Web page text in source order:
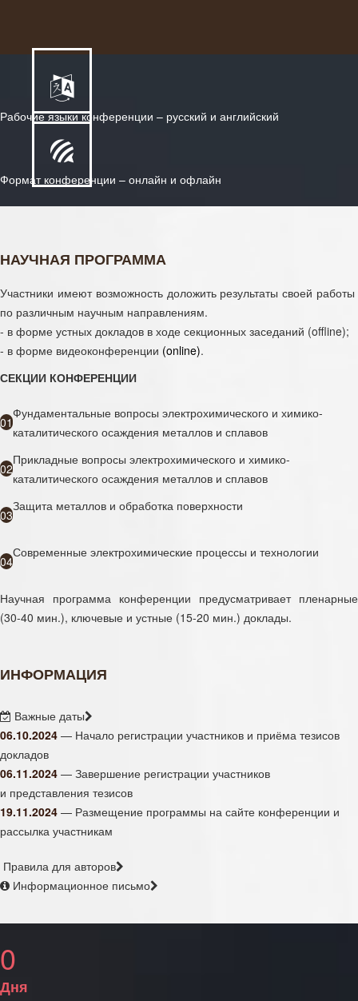
Рабочие языки конференции – русский и английский
Формат конференции – онлайн и офлайн
НАУЧНАЯ ПРОГРАММА
Участники имеют возможность доложить результаты своей работы
по различным научным направлениям.
- в форме устных докладов в ходе секционных заседаний (offline);
- в форме видеоконференции (online).
СЕКЦИИ КОНФЕРЕНЦИИ
01
Фундаментальные вопросы электрохимического и химико-
каталитического осаждения металлов и сплавов
02
Прикладные вопросы электрохимического и химико-
каталитического осаждения металлов и сплавов
03
Защита металлов и обработка поверхности
04
Современные электрохимические процессы и технологии
Научная программа конференции предусматривает пленарные
(30-40 мин.), ключевые и устные (15-20 мин.) доклады.
ИНФОРМАЦИЯ
Важные даты
06.10.2024 — Начало регистрации участников и приёма тезисов
докладов
06.11.2024 — Завершение регистрации участников
и представления тезисов
19.11.2024 — Размещение программы на сайте конференции и
рассылка участникам
Правила для авторов
Информационное письмо
0
Дня